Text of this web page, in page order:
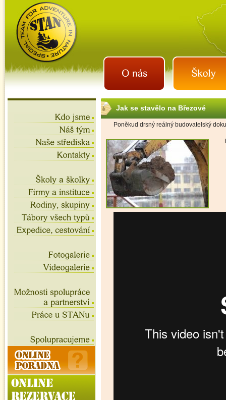
istan.cz
letní tábory 2026, školní
výlety, akce na víkend,
teambuilding
Jak se stavělo na Březové
Poněkud drsný reálný budovatelský